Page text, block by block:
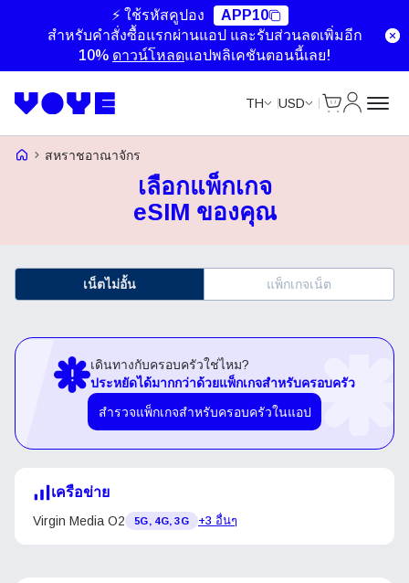
⚡ ใช้รหัสคูปอง
APP10
สำหรับคำสั่งซื้อแรกผ่านแอป และรับส่วนลดเพิ่มอีก
10% ดาวน์โหลดแอปพลิเคชันตอนนี้เลย!
TH USD
หน้าแรก Voye
สหราชอาณาจักร
เลือกแพ็กเกจ
eSIM ของคุณ
เน็ตไม่อั้น แพ็กเกจเน็ต
เดินทางกับครอบครัวใช่ไหม?
ประหยัดได้มากกว่าด้วยแพ็กเกจสำหรับครอบครัว
สำรวจแพ็กเกจสำหรับครอบครัวในแอป
เครือข่าย
Virgin Media O2 5G, 4G, 3G +3 อื่นๆ